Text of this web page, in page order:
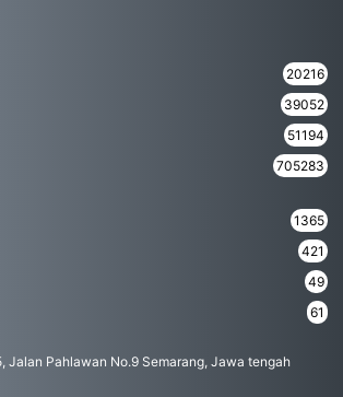
20216
39052
51194
705283
1365
421
49
61
Jalan Pahlawan No.9 Semarang, Jawa tengah